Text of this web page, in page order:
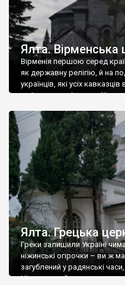
Ялта. Вірменська
Вірменія першою серед
як державну релігію, й на
українців, які усіх
є відданими вірянами
Ялта. Грецька
Греки залишили Україні
ніжинські огірочки – ви ж
загублений у радянські
Ніжин греки?